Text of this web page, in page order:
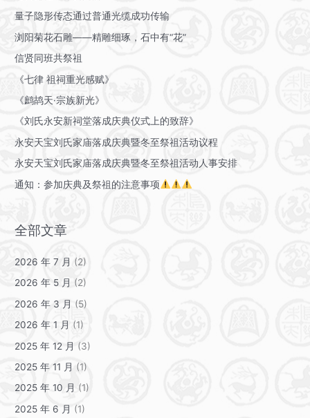
量子隐形传态通过普通光缆成功传输
浏阳菊花石雕——精雕细琢，石中有“花”
信贤同班共祭祖
《七律 祖祠重光感赋》
《鹧鸪天·宗族新光》
《刘氏永安新祠堂落成庆典仪式上的致辞》
永安天宝刘氏家庙落成庆典暨冬至祭祖活动议程
永安天宝刘氏家庙落成庆典暨冬至祭祖活动人事安排
通知：参加庆典及祭祖的注意事项
全部文章
2026 年 7 月 (2)
2026 年 5 月 (2)
2026 年 3 月 (5)
2026 年 1 月 (1)
2025 年 12 月 (3)
2025 年 11 月 (1)
2025 年 10 月 (1)
2025 年 6 月 (1)